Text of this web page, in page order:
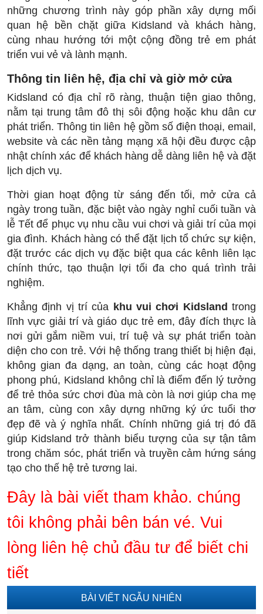
những chương trình này góp phần xây dựng mối
quan hệ bền chặt giữa Kidsland và khách hàng,
cùng nhau hướng tới một cộng đồng trẻ em phát
triển vui vẻ và lành mạnh.
Thông tin liên hệ, địa chỉ và giờ mở cửa
Kidsland có địa chỉ rõ ràng, thuận tiện giao thông,
nằm tại trung tâm đô thị sôi động hoặc khu dân cư
phát triển. Thông tin liên hệ gồm số điện thoại, email,
website và các nền tảng mạng xã hội đều được cập
nhật chính xác để khách hàng dễ dàng liên hệ và đặt
lịch dịch vụ.
Thời gian hoạt động từ sáng đến tối, mở cửa cả
ngày trong tuần, đặc biệt vào ngày nghỉ cuối tuần và
lễ Tết để phục vụ nhu cầu vui chơi và giải trí của mọi
gia đình. Khách hàng có thể đặt lịch tổ chức sự kiện,
đặt trước các dịch vụ đặc biệt qua các kênh liên lạc
chính thức, tạo thuận lợi tối đa cho quá trình trải
nghiệm.
Khẳng định vị trí của khu vui chơi Kidsland trong
lĩnh vực giải trí và giáo dục trẻ em, đây đích thực là
nơi gửi gắm niềm vui, trí tuệ và sự phát triển toàn
diện cho con trẻ. Với hệ thống trang thiết bị hiện đại,
không gian đa dạng, an toàn, cùng các hoạt động
phong phú, Kidsland không chỉ là điểm đến lý tưởng
để trẻ thỏa sức chơi đùa mà còn là nơi giúp cha mẹ
an tâm, cùng con xây dựng những ký ức tuổi thơ
đẹp đẽ và ý nghĩa nhất. Chính những giá trị đó đã
giúp Kidsland trở thành biểu tượng của sự tận tâm
trong chăm sóc, phát triển và truyền cảm hứng sáng
tạo cho thế hệ trẻ tương lai.
Đây là bài viết tham khảo. chúng
tôi không phải bên bán vé. Vui
lòng liên hệ chủ đầu tư để biết chi
tiết
BÀI VIẾT NGẪU NHIÊN